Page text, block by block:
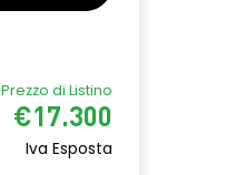
Prezzo di Listino
€17.300
Iva Esposta